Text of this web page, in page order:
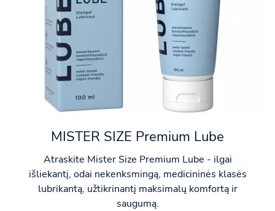
MISTER SIZE Premium Lube
Atraskite Mister Size Premium Lube - ilgai
išliekantį, odai nekenksmingą, medicininės klasės
lubrikantą, užtikrinantį maksimalų komfortą ir
saugumą.